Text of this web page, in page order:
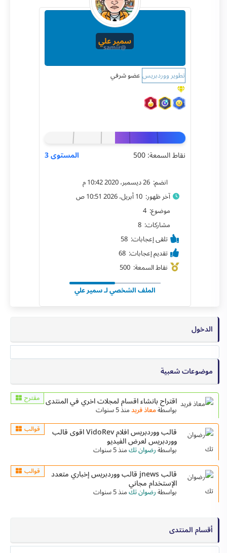
سمير علي
@samir
تطوير ووردبريسعضو شرفي
نقاط السمعة: 500 المستوى 3
انضم: 26 ديسمبر، 2020 10:42 م
آخر ظهور: 10 أبريل، 2026 10:51 ص
موضوع: 4
مشاركات: 8
تلقى إعجابات: 58
تقديم إعجابات: 68
نقاط السمعة: 500
الملف الشخصي لـ سمير علي
الدخول
موضوعات شعبية
مقترح اقتراح بانشاء اقسام لمجلات اخري في المنتدى
بواسطةمعاذ فريدمنذ 5 سنوات
قوالب قالب ووردبريس افلام VidoRev اقوى قالب
ووردبريس لعرض الفيديو
بواسطةرضوان تكمنذ 5 سنوات
قوالب قالب jnews قالب ووردبريس إخباري متعدد
الإستخدام مجاني
بواسطةرضوان تكمنذ 5 سنوات
أقسام المنتدى